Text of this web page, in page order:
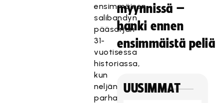
ensimmäinen
salibandyn
pääsarjan
31-
vuotisessa
historiassa,
kun
neljän
parhaan
myynnissä –
hanki ennen
ensimmäistä peliä
UUSIMMAT